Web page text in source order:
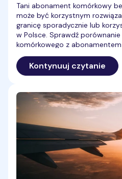
Tani abonament komórkowy
może być korzystnym
granicę sporadycznie lub
w Polsce. Sprawdź
komórkowego z
Kontynuuj czytanie